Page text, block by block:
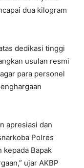
dua kilogram
dedikasi tinggi
usulan resmi
para personel
apresiasi dan
Polres
kepada Bapak
ujar AKBP